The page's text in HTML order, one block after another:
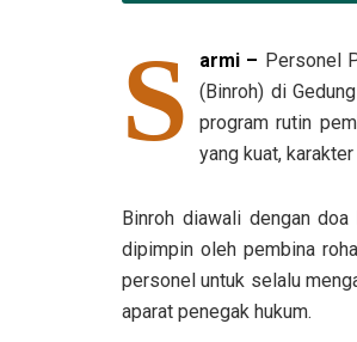
S armi – Personel
(Binroh) di
program rutin
yang kuat,
Binroh diawali dengan
dipimpin oleh pembina
personel untuk selalu
aparat penegak hukum.